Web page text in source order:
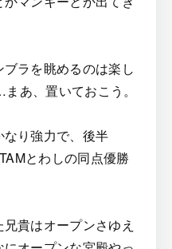
ラを眺めるのは楽し
、置いておこう。
り強力で、後半
とわしの同点優勝
貴はオープンさゆえ